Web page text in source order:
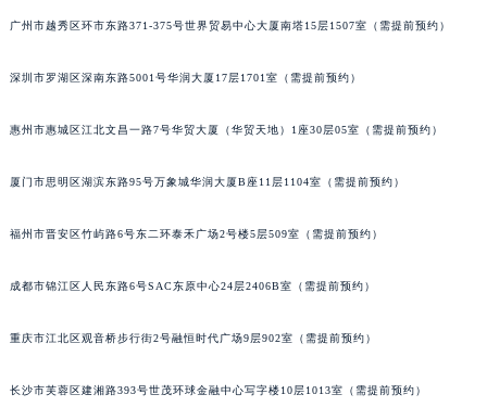
广州市越秀区环市东路371-375号世界贸易中心大厦南塔15层1507室（需提前预约）
深圳市罗湖区深南东路5001号华润大厦17层1701室（需提前预约）
惠州市惠城区江北文昌一路7号华贸大厦（华贸天地）1座30层05室（需提前预约）
厦门市思明区湖滨东路95号万象城华润大厦B座11层1104室（需提前预约）
福州市晋安区竹屿路6号东二环泰禾广场2号楼5层509室（需提前预约）
成都市锦江区人民东路6号SAC东原中心24层2406B室（需提前预约）
重庆市江北区观音桥步行街2号融恒时代广场9层902室（需提前预约）
长沙市芙蓉区建湘路393号世茂环球金融中心写字楼10层1013室（需提前预约）